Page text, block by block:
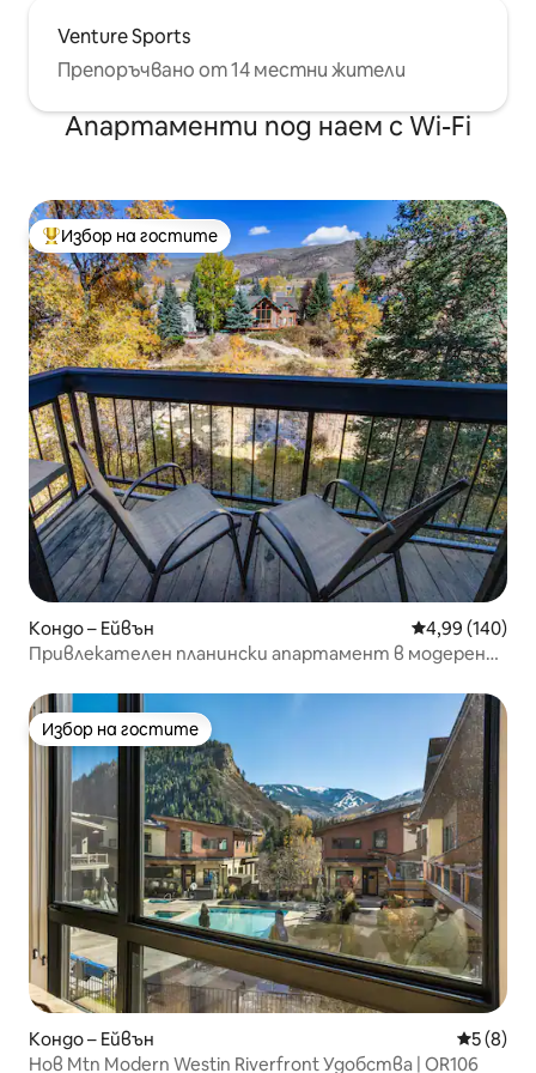
Venture Sports
Препоръчвано от 14 местни жители
Апартаменти под наем с Wi-Fi
Най-популярен избор на гостите
Избор на гостите
Кондо – Ейвън Средна
4,99 (140)
Привлекателен планински апартамент в модерен
Избор на гостите
Избор на гостите
Кондо – Ейвън Средна
5 (8)
Нов Mtn Modern Westin Riverfront Удобства | OR106